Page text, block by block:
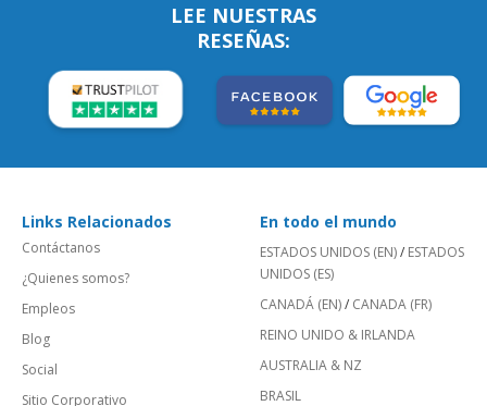
LEE NUESTRAS
RESEÑAS:
Links Relacionados
Contáctanos
¿Quienes somos?
Empleos
Blog
Social
Sitio Corporativo
En todo el mundo
ESTADOS UNIDOS (EN)/ ESTADOS
UNIDOS (ES)
CANADÁ (EN)/ CANADA (FR)
REINO UNIDO & IRLANDA
AUSTRALIA & NZ
BRASIL